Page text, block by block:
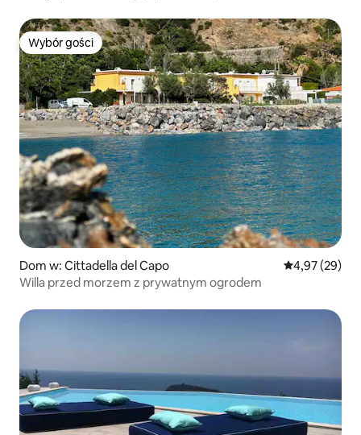
Wybór gości
Wybór gości
Dom w: Cittadella del Capo Średnia
4,97 (29)
Willa przed morzem z prywatnym ogrodem